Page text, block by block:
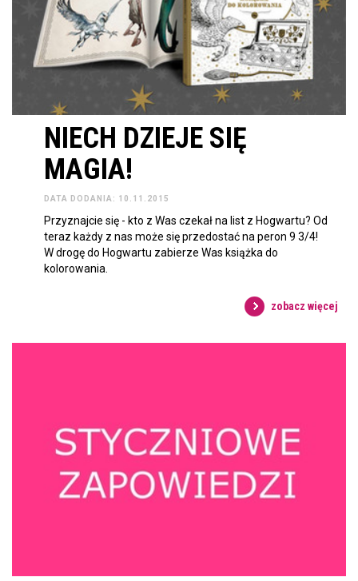
NIECH DZIEJE SIĘ
MAGIA!
DATA DODANIA: 10.11.2015
Przyznajcie się - kto z Was czekał na list z Hogwartu? Od
teraz każdy z nas może się przedostać na peron 9 3/4!
W drogę do Hogwartu zabierze Was książka do
kolorowania.
zobacz więcej